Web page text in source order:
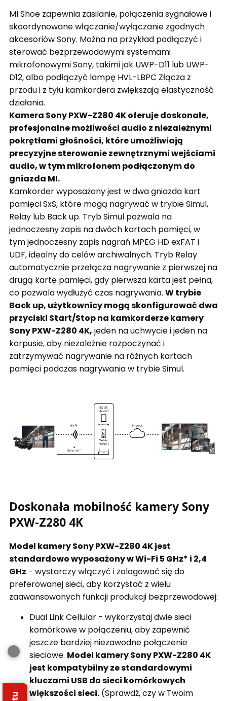
MI Shoe zapewnia zasilanie, połączenia sygnałowe i
skoordynowane włączanie/wyłączanie zgodnych
akcesoriów Sony. Można na przykład podłączyć i
sterować bezprzewodowymi systemami
mikrofonowymi Sony, takimi jak UWP-D11 lub UWP-
D12, albo podłączyć lampę HVL-LBPC Złącza z
przodu i z tyłu kamkordera zwiększają elastyczność
działania.
Kamera Sony PXW-Z280 4K oferuje doskonałe,
profesjonalne możliwości audio z niezależnymi
pokrętłami głośności, które umożliwiają
precyzyjne sterowanie zewnętrznymi wejściami
audio, w tym mikrofonem podłączonym do
gniazda MI.
Kamkorder wyposażony jest w dwa gniazda kart
pamięci SxS, które mogą nagrywać w trybie Simul,
Relay lub Back up. Tryb Simul pozwala na
jednoczesny zapis na dwóch kartach pamięci, w
tym jednoczesny zapis nagrań MPEG HD exFAT i
UDF, idealny do celów archiwalnych. Tryb Relay
automatycznie przełącza nagrywanie z pierwszej na
drugą kartę pamięci, gdy pierwsza karta jest pełna,
co pozwala wydłużyć czas nagrywania. W trybie
Back up, użytkownicy mogą skonfigurować dwa
przyciski Start/Stop na kamkorderze kamery
Sony PXW-Z280 4K, jeden na uchwycie i jeden na
korpusie, aby niezależnie rozpoczynać i
zatrzymywać nagrywanie na różnych kartach
pamięci podczas nagrywania w trybie Simul.
Doskonała mobilność kamery Sony
PXW-Z280 4K
Model kamery Sony PXW-Z280 4K jest
standardowo wyposażony w Wi-Fi 5 GHz* i 2,4
GHz - wystarczy włączyć i zalogować się do
preferowanej sieci, aby korzystać z wielu
zaawansowanych funkcji produkcji bezprzewodowej:
Dual Link Cellular - wykorzystaj dwie sieci
komórkowe w połączeniu, aby zapewnić
jeszcze bardziej niezawodne połączenie
sieciowe. Model kamery Sony PXW-Z280 4K
jest kompatybilny ze standardowymi
kluczami USB do sieci komórkowych
większości sieci. (Sprawdź, czy w Twoim